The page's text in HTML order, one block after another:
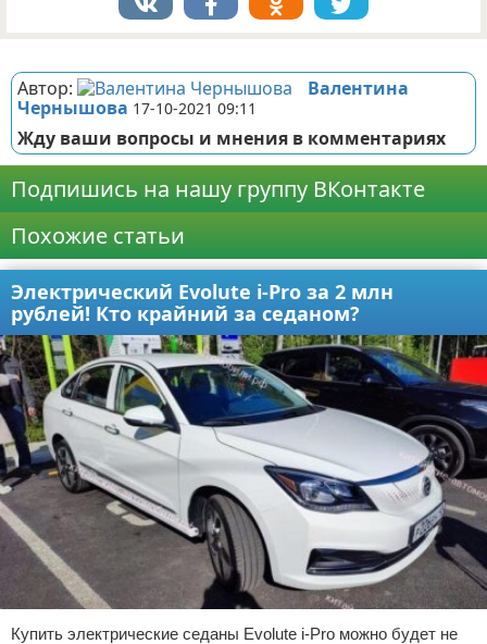
Автор:
Валентина
Чернышова 17-10-2021 09:11
Жду ваши вопросы и мнения в комментариях
Подпишись на нашу группу ВКонтакте
Похожие статьи
Электрический Evolute i-Pro за 2 млн
рублей! Кто крайний за седаном?
Купить электрические седаны Evolute i-Pro можно будет не